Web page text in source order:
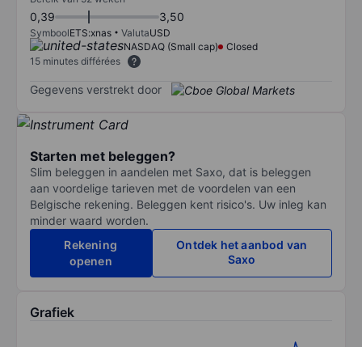
0,39 3,50
SymboolETS:xnas ValutaUSD
NASDAQ (Small cap)
Closed
15 minutes différées
Gegevens verstrekt door
Starten met beleggen?
Slim beleggen in aandelen met Saxo, dat is beleggen
aan voordelige tarieven met de voordelen van een
Belgische rekening. Beleggen kent risico's. Uw inleg kan
minder waard worden.
Rekening
openen
Ontdek het aanbod van
Saxo
Grafiek